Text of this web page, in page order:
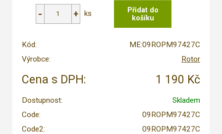
ks
Kód:
ME:09ROPM97427C
Výrobce:
Rotor
Cena s DPH: 1 190 Kč
Dostupnost:
Skladem
Code:
09ROPM97427C
Code2:
09ROPM97427C